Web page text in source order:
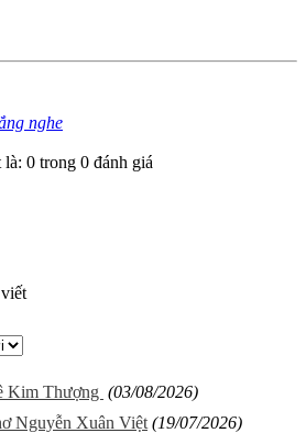
nghe
0 trong 0 đánh giá
Kim Thượng (03/08/2026)
Nguyễn Xuân Việt (19/07/2026)